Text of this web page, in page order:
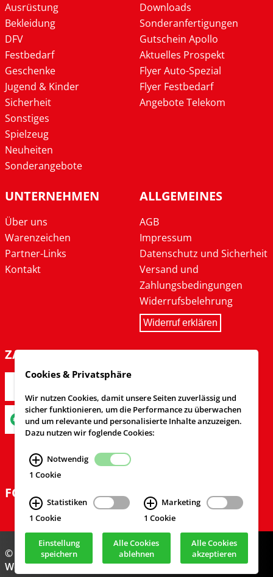
Ausrüstung
Bekleidung
DFV
Festbedarf
Geschenke
Jugend & Kinder
Sicherheit
Sonstiges
Spielzeug
Neuheiten
Sonderangebote
Downloads
Sonderanfertigungen
Gutschein Apollo
Aktuelles Prospekt
Flyer Auto-Spezial
Flyer Festbedarf
Angebote Telekom
UNTERNEHMEN
Über uns
Warenzeichen
Partner-Links
Kontakt
ALLGEMEINES
AGB
Impressum
Datenschutz und Sicherheit
Versand und
Zahlungsbedingungen
Widerrufsbelehrung
Widerruf erklären
ZAHLARTEN
FOLGEN SIE UNS
© Feuerwehrversand 2024
Webdesign & Realisierungcekom GmbH, Köln
Cookies & Privatsphäre
Wir nutzen Cookies, damit unsere Seiten zuverlässig und
sicher funktionieren, um die Performance zu überwachen
und um relevante und personalisierte Inhalte anzuzeigen.
Dazu nutzen wir foglende Cookies:
Notwendig
1 Cookie
Statistiken
1 Cookie
Marketing
1 Cookie
Einstellung
speichern
Alle Cookies
ablehnen
Alle Cookies
akzeptieren